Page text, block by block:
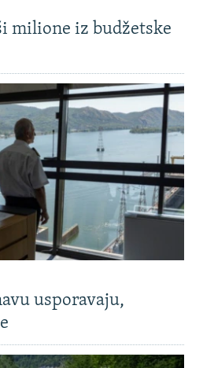
milione iz budžetske
usporavaju,